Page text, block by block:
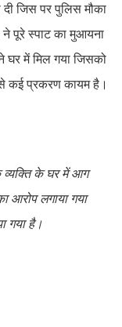
जिस पर पुलिस मौका
पूरे स्पाट का मुआयना
घर में मिल गया जिसको
कई प्रकरण कायम है।
व्यक्ति के घर में आग
आरोप लगाया गया
गया है।